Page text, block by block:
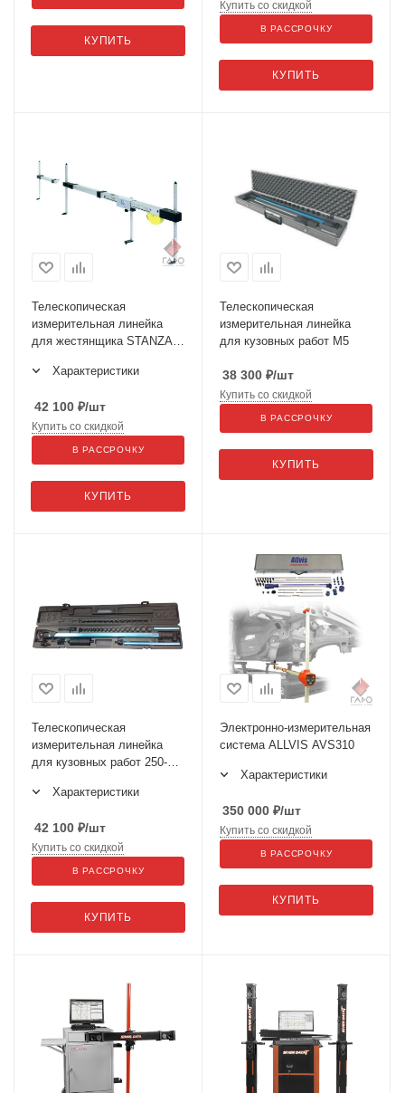
КУПИТЬ
КУПИТЬ
Купить со скидкой
В РАССРОЧКУ
Телескопическая
измерительная линейка
для жестянщика STANZANI
Характеристики
42 100 ₽/шт
КУПИТЬ
Купить со скидкой
В РАССРОЧКУ
Телескопическая
измерительная линейка
для кузовных работ M5
38 300 ₽/шт
КУПИТЬ
Купить со скидкой
В РАССРОЧКУ
Телескопическая
измерительная линейка
для кузовных работ 250-
Характеристики
42 100 ₽/шт
КУПИТЬ
Купить со скидкой
В РАССРОЧКУ
Электронно-измерительная
система ALLVIS AVS310
Характеристики
350 000 ₽/шт
КУПИТЬ
Купить со скидкой
В РАССРОЧКУ